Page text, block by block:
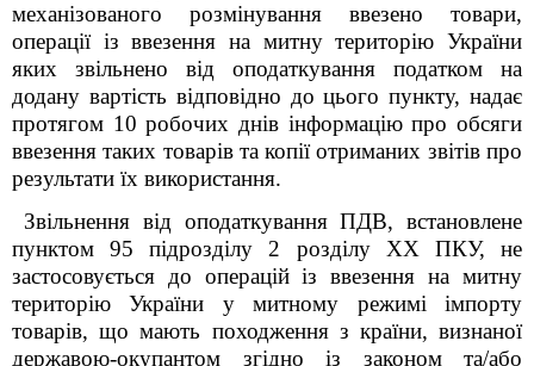
механізованого розмінування ввезено товари,
операції із ввезення на митну територію України
яких звільнено від оподаткування податком на
додану вартість відповідно до цього пункту, надає
протягом 10 робочих днів інформацію про обсяги
ввезення таких товарів та копії отриманих звітів про
результати їх використання.
Звільнення від оподаткування ПДВ, встановлене
пунктом 95 підрозділу 2 розділу XX ПКУ, не
застосовується до операцій із ввезення на митну
територію України у митному режимі імпорту
товарів, що мають походження з країни, визнаної
державою-окупантом згідно із законом та/або